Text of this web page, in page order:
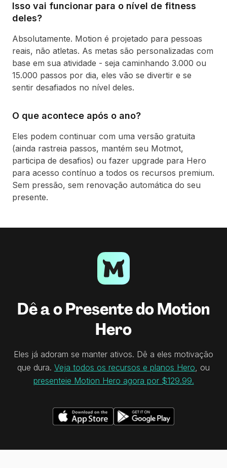
Isso vai funcionar para o nível de fitness
deles?
Absolutamente. Motion é projetado para pessoas
reais, não atletas. As metas são personalizadas com
base em sua atividade - seja caminhando 3.000 ou
15.000 passos por dia, eles vão se divertir e se
sentir desafiados no nível deles.
O que acontece após o ano?
Eles podem continuar com uma versão gratuita
(ainda rastreia passos, mantém seu Motmot,
participa de desafios) ou fazer upgrade para Hero
para acesso contínuo a todos os recursos premium.
Sem pressão, sem renovação automática do seu
presente.
Dê a o Presente do Motion
Hero
Eles já adoram se manter ativos. Dê a eles motivação
que dura. Veja todos os recursos e planos Hero, ou
presenteie Motion Hero agora por $129.99.